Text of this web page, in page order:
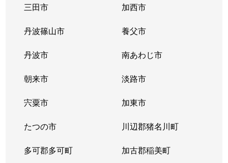
三田市 加西市
丹波篠山市 養父市
丹波市 南あわじ市
朝来市 淡路市
宍粟市 加東市
たつの市 川辺郡猪名川町
多可郡多可町 加古郡稲美町